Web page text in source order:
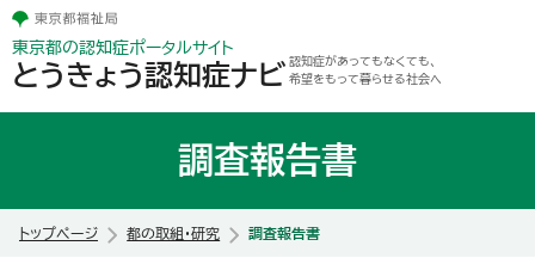
東京都の認知症ポータルサイト
とうきょう認知症ナビ 認知症があってもなくても、
希望をもって暮らせる社会へ
調査報告書
トップページ 都の取組・研究 調査報告書